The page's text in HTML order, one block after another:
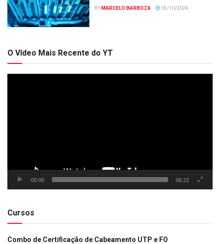
BY MARCELO BARBOZA 05/10/2024
O Vídeo Mais Recente do YT
00:00 06:22
Cursos
Combo de Certificação de Cabeamento UTP e FO